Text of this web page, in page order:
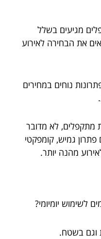
מגיעים בשלל
את הבחירה לאירוע
נוחים במחירים
מתקפלים, לא מדובר
גמיש, קומפקטי
מהנה יותר.
וגם בשטח.